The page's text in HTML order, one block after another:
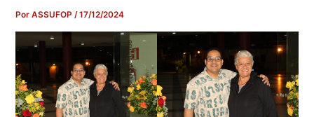
PorASSUFOP/17/12/2024